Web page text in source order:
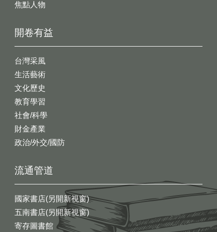
開卷有益
台灣采風
生活藝術
文化歷史
教育學習
社會/科學
財金產業
政治/外交/國防
焦點人物
流通管道
國家書店(另開新視窗)
五南書店(另開新視窗)
寄存圖書館